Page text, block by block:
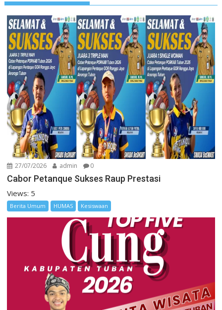
27/07/2026 admin 0
Cabor Petanque Sukses Raup Prestasi
Views: 5
Berita Umum HUMAS Kesiswaan